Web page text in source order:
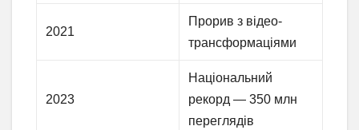
2021
Прорив з відео-
трансформаціями
2023
Національний
рекорд — 350 млн
переглядів